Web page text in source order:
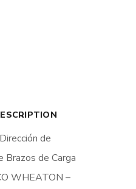
de
Brazos de Carga
WHEATON –